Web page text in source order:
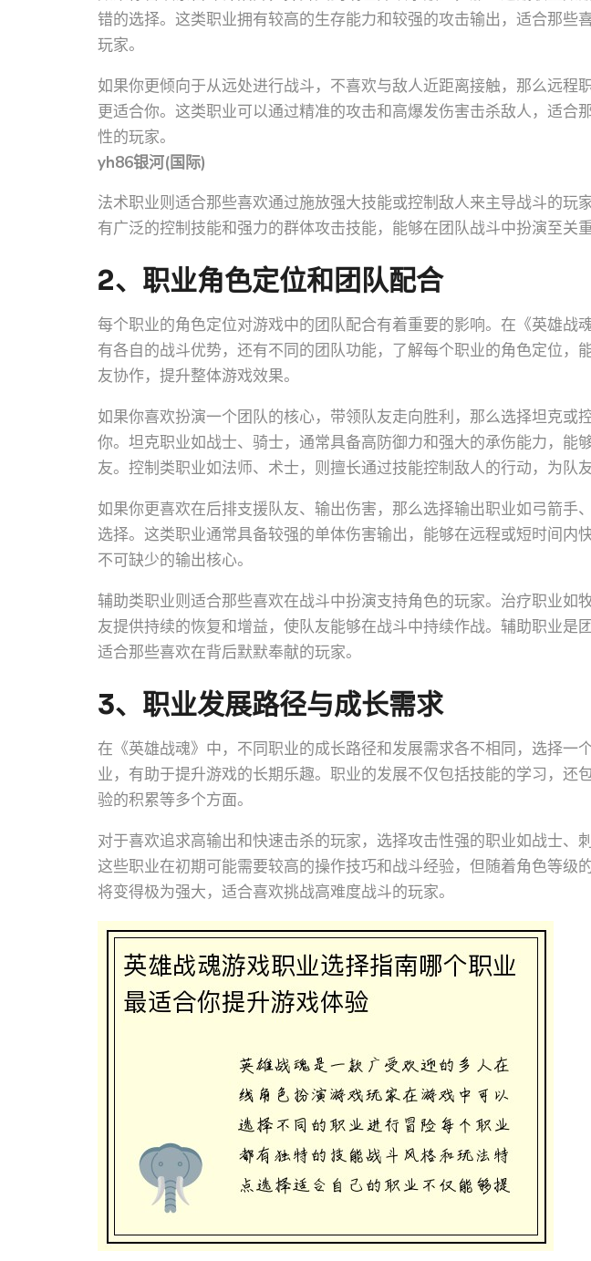
错的选择。这类职业拥有较高的生存能力和较强的攻击输出，适合那些
玩家。
如果你更倾向于从远处进行战斗，不喜欢与敌人近距离接触，那么远程
更适合你。这类职业可以通过精准的攻击和高爆发伤害击杀敌人，适合
性的玩家。
yh86银河(国际)
法术职业则适合那些喜欢通过施放强大技能或控制敌人来主导战斗的玩
有广泛的控制技能和强力的群体攻击技能，能够在团队战斗中扮演至关重
2、职业角色定位和团队配合
每个职业的角色定位对游戏中的团队配合有着重要的影响。在《英雄战
有各自的战斗优势，还有不同的团队功能，了解每个职业的角色定位，
友协作，提升整体游戏效果。
如果你喜欢扮演一个团队的核心，带领队友走向胜利，那么选择坦克或
你。坦克职业如战士、骑士，通常具备高防御力和强大的承伤能力，能
友。控制类职业如法师、术士，则擅长通过技能控制敌人的行动，为队
如果你更喜欢在后排支援队友、输出伤害，那么选择输出职业如弓箭手
选择。这类职业通常具备较强的单体伤害输出，能够在远程或短时间内
不可缺少的输出核心。
辅助类职业则适合那些喜欢在战斗中扮演支持角色的玩家。治疗职业如
友提供持续的恢复和增益，使队友能够在战斗中持续作战。辅助职业是
适合那些喜欢在背后默默奉献的玩家。
3、职业发展路径与成长需求
在《英雄战魂》中，不同职业的成长路径和发展需求各不相同，选择一
业，有助于提升游戏的长期乐趣。职业的发展不仅包括技能的学习，还
验的积累等多个方面。
对于喜欢追求高输出和快速击杀的玩家，选择攻击性强的职业如战士、
这些职业在初期可能需要较高的操作技巧和战斗经验，但随着角色等级
将变得极为强大，适合喜欢挑战高难度战斗的玩家。